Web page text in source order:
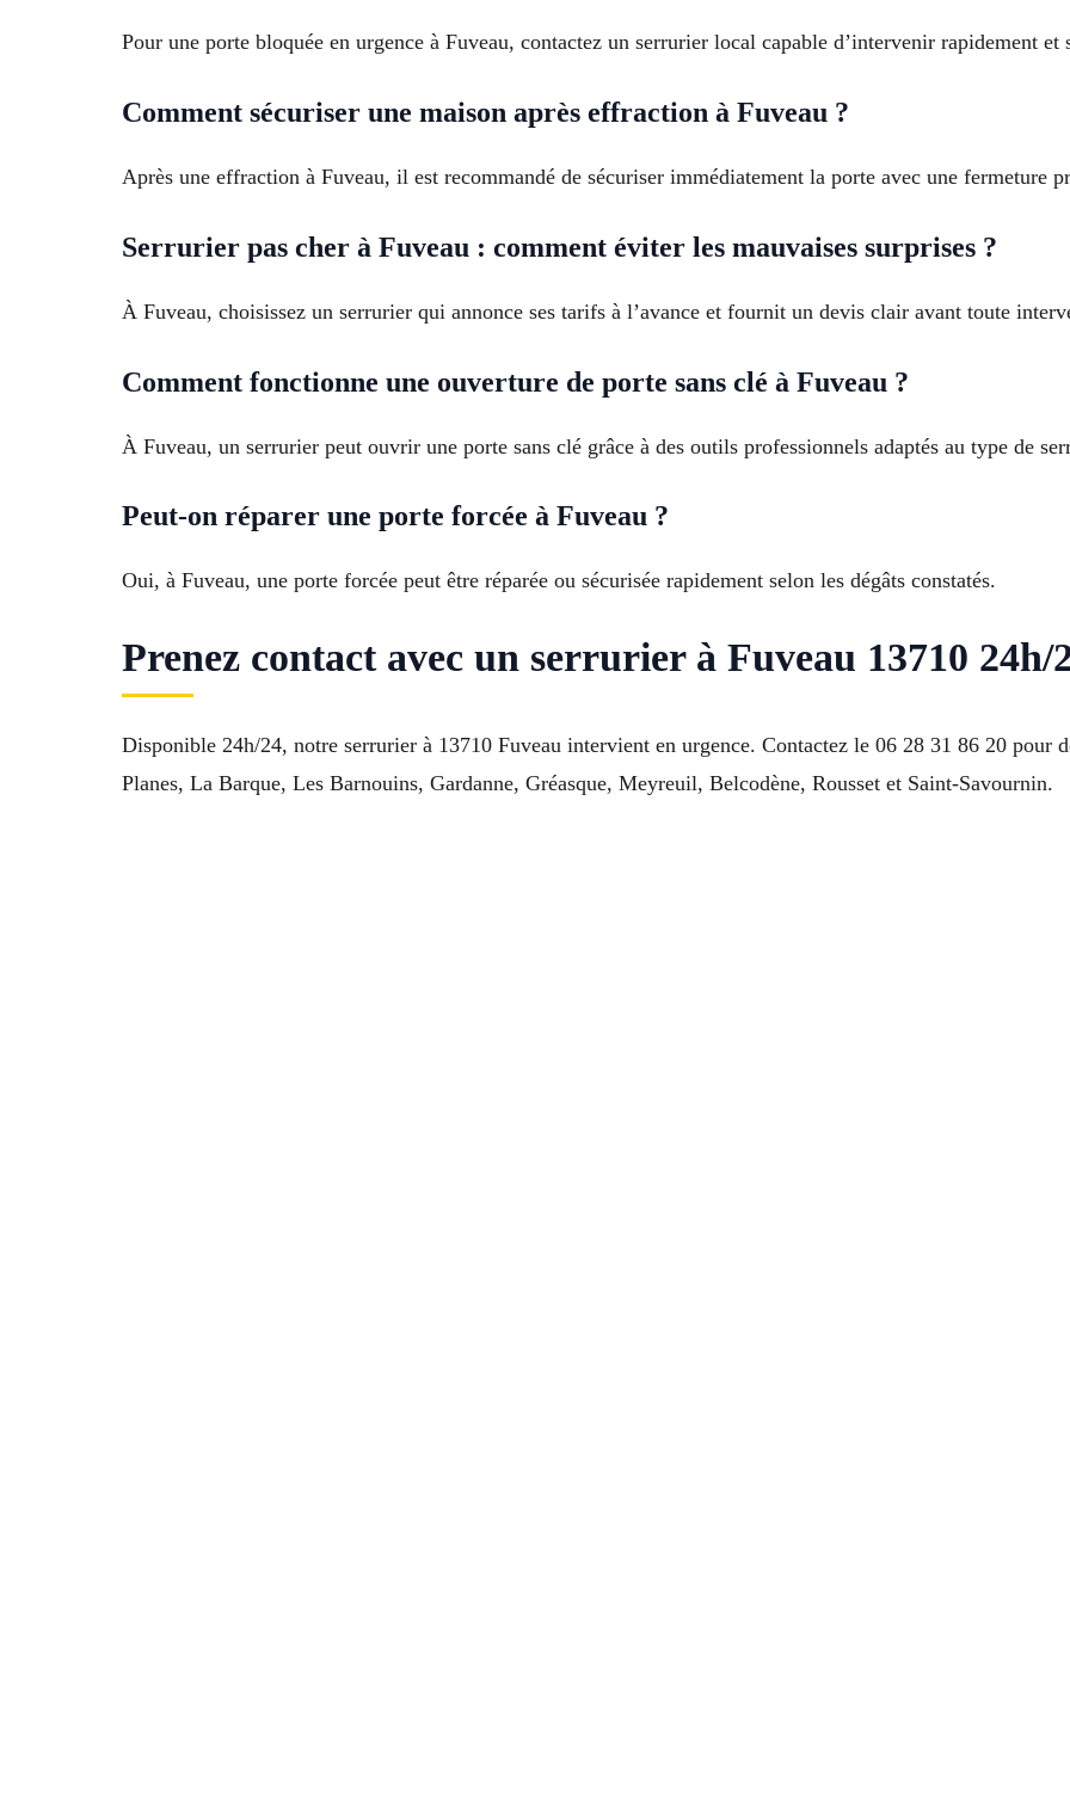
Pour une porte bloquée en urgence à Fuveau, contactez un serrurier local capable d’intervenir rapidement et
Comment sécuriser une maison après effraction à Fuveau ?
Après une effraction à Fuveau, il est recommandé de sécuriser immédiatement la porte avec une fermeture
Serrurier pas cher à Fuveau : comment éviter les mauvaises surprises ?
À Fuveau, choisissez un serrurier qui annonce ses tarifs à l’avance et fournit un devis clair avant toute
Comment fonctionne une ouverture de porte sans clé à Fuveau ?
À Fuveau, un serrurier peut ouvrir une porte sans clé grâce à des outils professionnels adaptés au type de
Peut-on réparer une porte forcée à Fuveau ?
Oui, à Fuveau, une porte forcée peut être réparée ou sécurisée rapidement selon les dégâts constatés.
Prenez contact avec un serrurier à Fuveau 13710 24h/
Disponible 24h/24, notre serrurier à 13710 Fuveau intervient en urgence. Contactez le 06 28 31 86 20 pour
Planes, La Barque, Les Barnouins, Gardanne, Gréasque, Meyreuil, Belcodène, Rousset et Saint-Savournin.